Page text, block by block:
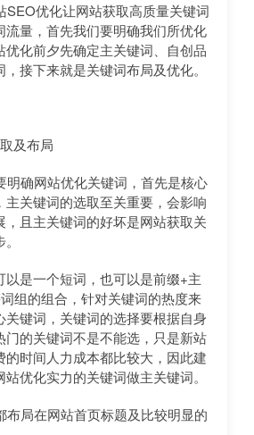
优化让网站获取高质量关键词
流量，首先我们要明确我们所优化
优化前夕先确定主关键词、自创品
接下来就是关键词布局及优化。
及布局
确网站优化关键词，首先是核心
主关键词的选取至关重要，会影响
，且主关键词的好坏是网站获取关
以是一个短词，也可以是前缀+主
组的组合，针对关键词的热度来
关键词，关键词的选择要根据自身
门的关键词不是不能选，只是新站
的时间人力成本都比较大，因此建
优化实力的关键词做主关键词。
局在网站首页标题及比较明显的